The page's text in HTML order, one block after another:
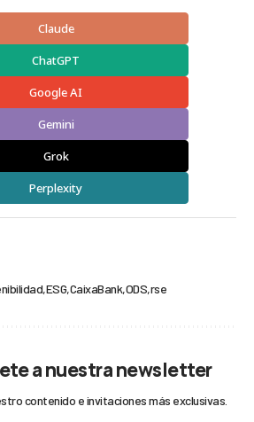
Claude
ChatGPT
Google AI
Gemini
Grok
Perplexity
ESG CaixaBank ODS rse
a nuestra newsletter
contenido e invitaciones más exclusivas.